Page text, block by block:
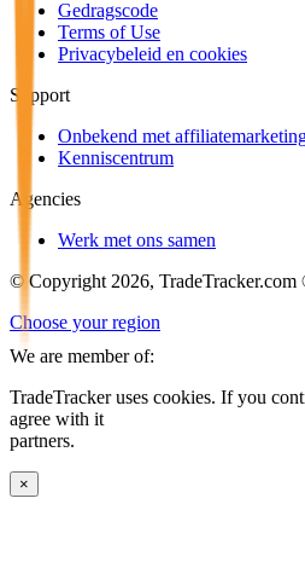
Gedragscode
Terms of Use
Privacybeleid en cookies
Support
Onbekend met
Kenniscentrum
Agencies
Werk met ons samen
© Copyright 2026, TradeTracker.com
Choose your region
We are member of:
TradeTracker uses cookies. If you
agree with it
partners.
×